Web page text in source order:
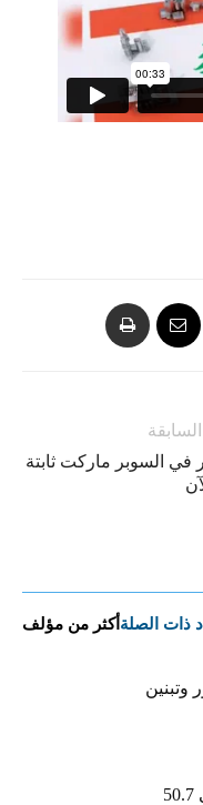
السابقة
في السوبر ماركت ثابتة
ذات الصلةأكثر من مؤلف
ارتفاع مؤشر BLOM PMI في تموز إلى 50.7